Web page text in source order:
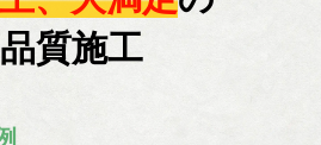
質施工